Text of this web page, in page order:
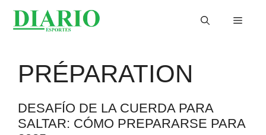
Menu
PRÉPARATION
DESAFÍO DE LA CUERDA PARA
SALTAR: CÓMO PREPARARSE PARA